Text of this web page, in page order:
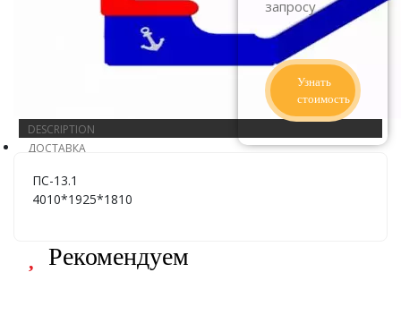
запросу
Узнать
стоимость
DESCRIPTION
ДОСТАВКА
ПС-13.1
4010*1925*1810
Рекомендуем